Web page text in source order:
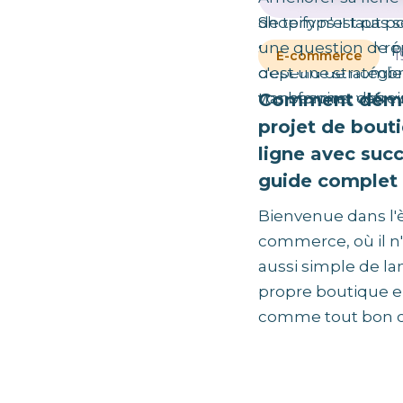
de temps il faut
site Shopify ? La
dépend de
vos besoins, votre
E-commerce
Comment
projet de
ligne avec
guide complet
Bienvenue dans
commerce, où il
aussi simple de
propre boutique
comme tout bon
Shopify n'est pas
une question de
c'est une
transformer des